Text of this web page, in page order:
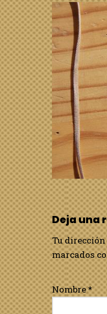
Deja una
Tu
marcados
Nombre*